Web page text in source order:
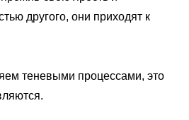
другого, они приходят к
теневыми процессами, это